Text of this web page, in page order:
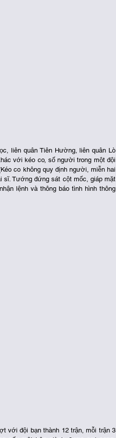
liên quân Tiên Hường, liên quân Lò
với kéo co, số người trong một đội
co không quy định người, miễn hai
sĩ. Tướng đứng sát cột mốc, giáp mặt
lệnh và thông báo tình hình thông
với đội bạn thành 12 trận, mỗi trận 3